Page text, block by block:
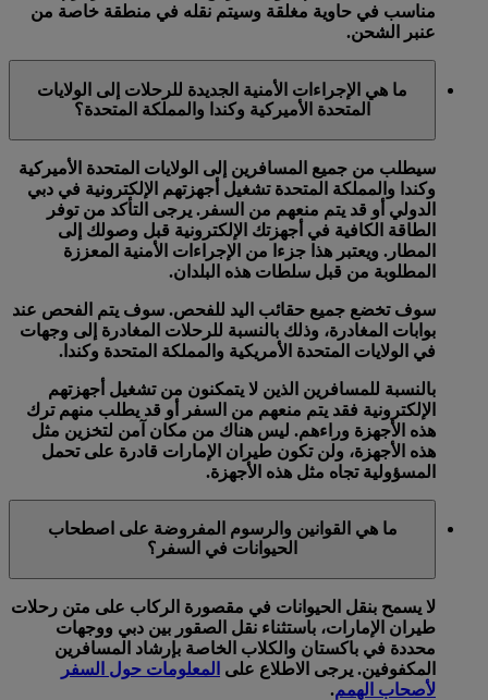
مناسب في حاوية مغلقة وسيتم نقله في منطقة خاصة من
عنبر الشحن.
ما هي الإجراءات الأمنية الجديدة للرحلات إلى الولايات
المتحدة الأميركية وكندا والمملكة المتحدة؟
سيطلب من جميع المسافرين إلى الولايات المتحدة الأميركية
وكندا والمملكة المتحدة تشغيل أجهزتهم الإلكترونية في دبي
الدولي أو قد يتم منعهم من السفر. يرجى التأكد من توفر
الطاقة الكافية في أجهزتك الإلكترونية قبل وصولك إلى
المطار. ويعتبر هذا جزءا من الإجراءات الأمنية المعززة
المطلوبة من قبل سلطات هذه البلدان.
سوف تخضع جميع حقائب اليد للفحص. سوف يتم الفحص عند
بوابات المغادرة، وذلك بالنسبة للرحلات المغادرة إلى وجهات
في الولايات المتحدة الأمريكية والمملكة المتحدة وكندا.
بالنسبة للمسافرين الذين لا يتمكنون من تشغيل أجهزتهم
الإلكترونية فقد يتم منعهم من السفر أو قد يطلب منهم ترك
هذه الأجهزة وراءهم. ليس هناك من مكان آمن لتخزين مثل
هذه الأجهزة، ولن تكون طيران الإمارات قادرة على تحمل
المسؤولية تجاه مثل هذه الأجهزة.
ما هي القوانين والرسوم المفروضة على اصطحاب
الحيوانات في السفر؟
لا يسمح بنقل الحيوانات في مقصورة الركاب على متن رحلات
طيران الإمارات، باستثناء نقل الصقور بين دبي ووجهات
محددة في باكستان والكلاب الخاصة بإرشاد المسافرين
المكفوفين. يرجى الاطلاع على المعلومات حول السفر
لأصحاب الهمم.